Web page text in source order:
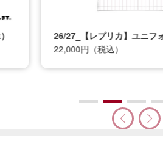
26/27_【レプリカ】ユニフ
22,000円（税込）